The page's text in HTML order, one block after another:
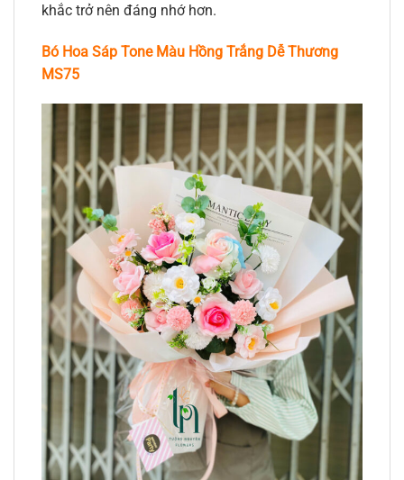
khắc trở nên đáng nhớ hơn.
Bó Hoa Sáp Tone Màu Hồng Trắng Dễ Thương
MS75